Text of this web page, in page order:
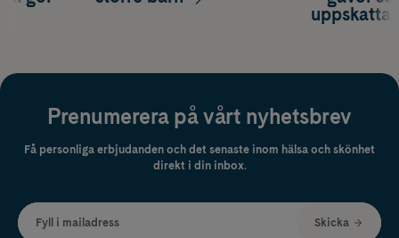
Prenumerera på vårt nyhetsbrev
Få personliga erbjudanden och det senaste inom hälsa och skönhet
direkt i din inbox.
Fyll i mailadress Skicka